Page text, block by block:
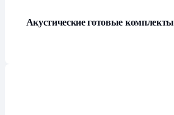
Акустические готовые комплекты